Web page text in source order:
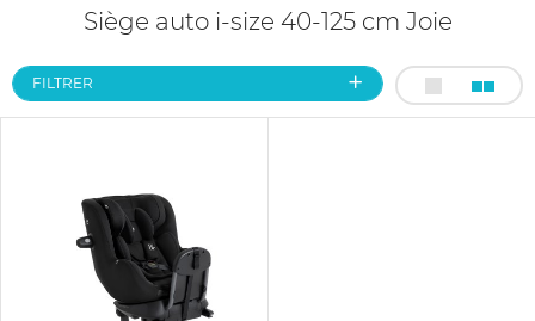
Siège auto i-size 40-125 cm Joie
FILTRER